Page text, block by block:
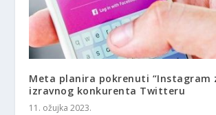
Meta planira pokrenuti “Instagram
izravnog konkurenta Twitteru
11. ožujka 2023.